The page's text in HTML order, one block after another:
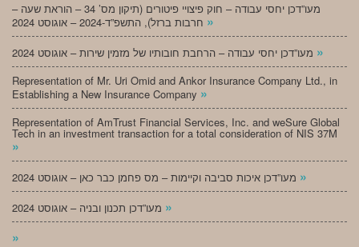
מעו”דכן יחסי עבודה – חוק פיצויי פיטורים (תיקון מס’ 34 – הוראת שעה –
»
»
Representation of Mr. Uri Omid and Ankor Insurance Company Ltd., in
Establishing a New Insurance Company »
Representation of AmTrust Financial Services, Inc. and weSure Global
Tech in an investment transaction for a total consideration of NIS 37M
»
»
»
»